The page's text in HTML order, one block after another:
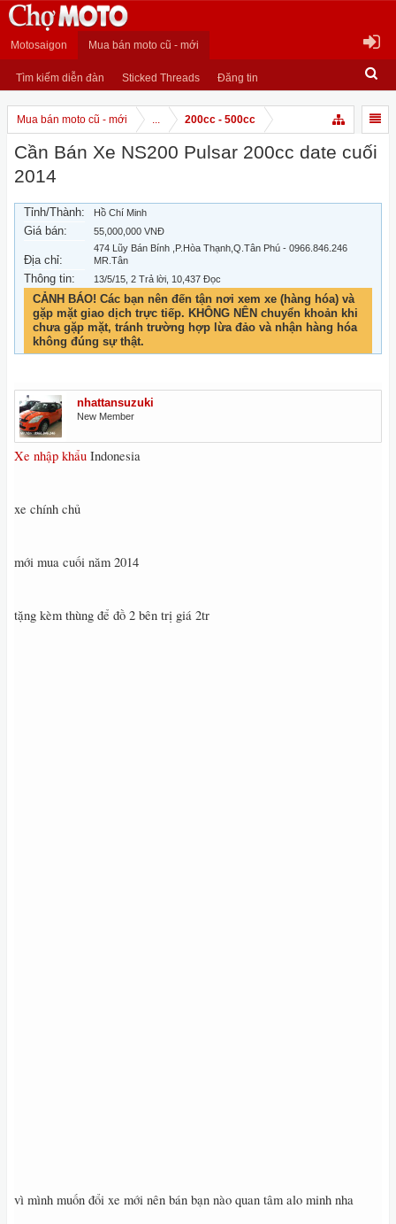
Motosaigon Mua bán moto cũ - mới
Tìm kiếm diễn đàn Sticked Threads Đăng tin
Mua bán moto cũ - mới ... 200cc - 500cc
Cần Bán Xe NS200 Pulsar 200cc date cuối
2014
Tỉnh/Thành: Hồ Chí Minh
Giá bán: 55,000,000 VNĐ
Địa chỉ:
474 Lũy Bán Bính ,P.Hòa Thạnh,Q.Tân Phú - 0966.846.246
MR.Tân
Thông tin: 13/5/15 , 2 Trả lời, 10,437 Đọc
CẢNH BÁO! Các bạn nên đến tận nơi xem xe (hàng hóa) và
gặp mặt giao dịch trực tiếp. KHÔNG NÊN chuyển khoản khi
chưa gặp mặt, tránh trường hợp lừa đảo và nhận hàng hóa
không đúng sự thật.
nhattansuzuki
New Member
Xe nhập khẩu Indonesia
xe chính chủ
mới mua cuối năm 2014
tặng kèm thùng để đồ 2 bên trị giá 2tr
vì mình muốn đổi xe mới nên bán bạn nào quan tâm alo minh nha